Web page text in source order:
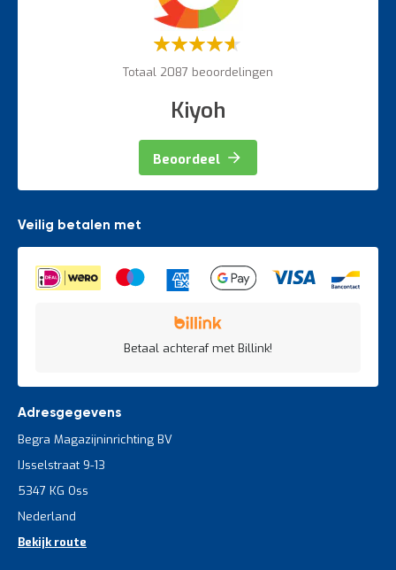
Waardering:
Totaal 2087 beoordelingen
Kiyoh
Beoordeel
Veilig betalen met
Betaal achteraf met Billink!
Adresgegevens
Begra Magazijninrichting BV
IJsselstraat 9-13
5347 KG Oss
Nederland
Bekijk route